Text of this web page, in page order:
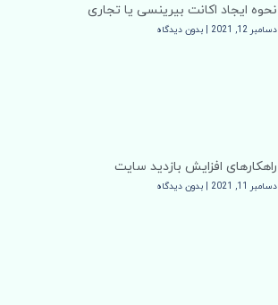
نحوه ایجاد اکانت بیرینسی یا تجاری
دسامبر 12, 2021 بدون دیدگاه
راهکارهای افزایش بازدید سایت
دسامبر 11, 2021 بدون دیدگاه